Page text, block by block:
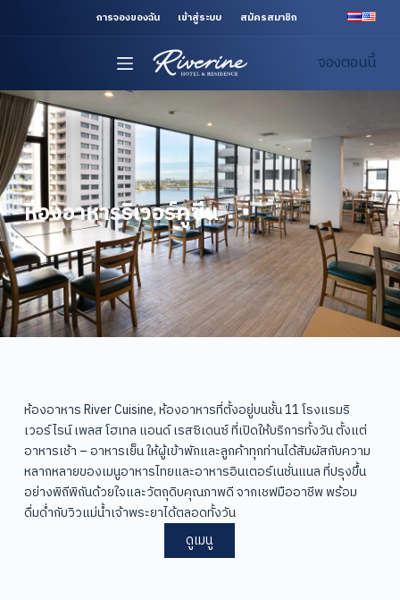
p
t
o
c
o
n
t
e
n
t
การจองของฉัน เข้าสู่ระบบ สมัครสมาชิก
จองตอนนี้
ห้องอาหารริเวอร์คูซีน
ห้องอาหาร River Cuisine, ห้องอาหารที่ตั้งอยู่บนชั้น 11 โรงแรมริ
เวอร์ไรน์ เพลส โฮเทล แอนด์ เรสซิเดนซ์ ที่เปิดให้บริการทั้งวัน ตั้งแต่
อาหารเช้า – อาหารเย็น ให้ผู้เข้าพักและลูกค้าทุกท่านได้สัมผัสกับความ
หลากหลายของเมนูอาหารไทยและอาหารอินเตอร์เนชั่นแนล ที่ปรุงขึ้น
อย่างพิถีพิถันด้วยใจและวัตถุดิบคุณภาพดี จากเชฟมืออาชีพ พร้อม
ดื่มด่ำกับวิวแม่น้ำเจ้าพระยาได้ตลอดทั้งวัน
ดูเมนู